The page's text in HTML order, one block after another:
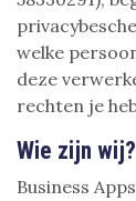
welke
deze
rechten je
Wie zijn wij?
Business